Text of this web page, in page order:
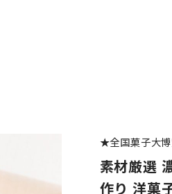
★全国菓子大
素材厳選
作り 洋菓